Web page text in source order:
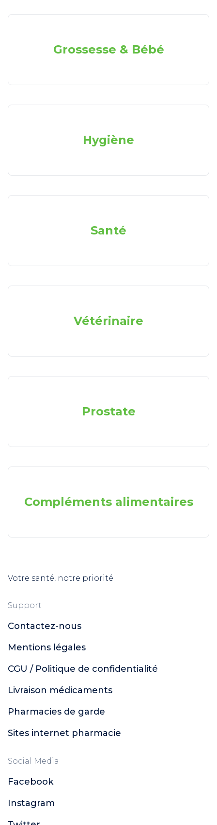
Grossesse & Bébé
Hygiène
Santé
Vétérinaire
Prostate
Compléments alimentaires
Votre santé, notre priorité
Support
Contactez-nous
Mentions légales
CGU / Politique de confidentialité
Livraison médicaments
Pharmacies de garde
Sites internet pharmacie
Social Media
Facebook
Instagram